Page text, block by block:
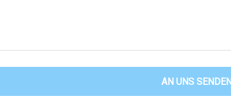
AN UNS